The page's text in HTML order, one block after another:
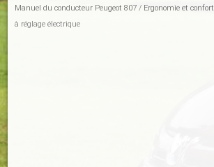
Manuel du conducteur Peugeot 807 / Ergonomie et confort
à réglage électrique